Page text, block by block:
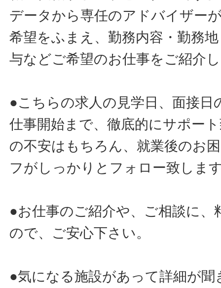
データから専任のアドバイザー
希望をふまえ、勤務内容・勤務
与などご希望のお仕事をご紹介
●こちらの求人の見学日、面接日
仕事開始まで、徹底的にサポー
の不安はもちろん、就業後のお
フがしっかりとフォロー致しま
●お仕事のご紹介や、ご相談に
ので、ご安心下さい。
●気になる施設があって詳細が